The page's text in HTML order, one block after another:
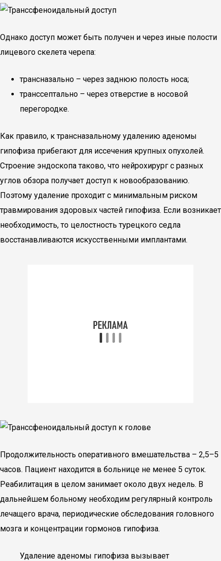
Однако доступ может быть получен и через иные полости
лицевого скелета черепа:
трансназально – через заднюю полость носа;
транссептально – через отверстие в носовой
перегородке.
Как правило, к трансназальному удалению аденомы
гипофиза прибегают для иссечения крупных опухолей.
Строение эндоскопа таково, что нейрохирург с разных
углов обзора получает доступ к новообразованию.
Поэтому удаление проходит с минимальным риском
травмирования здоровых частей гипофиза. Если возникает
необходимость, то целостность турецкого седла
восстанавливаются искусственными имплантами.
Продолжительность оперативного вмешательства – 2,5–5
часов. Пациент находится в больнице не менее 5 суток.
Реабилитация в целом занимает около двух недель. В
дальнейшем больному необходим регулярный контроль
лечащего врача, периодические обследования головного
мозга и концентрации гормонов гипофиза.
Удаление аденомы гипофиза вызывает